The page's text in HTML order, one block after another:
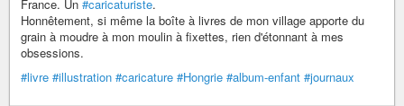
France. Un #caricaturiste.
Honnêtement, si même la boîte à livres de mon village apporte du
grain à moudre à mon moulin à fixettes, rien d'étonnant à mes
obsessions.
#livre #illustration #caricature #Hongrie #album-enfant #journaux